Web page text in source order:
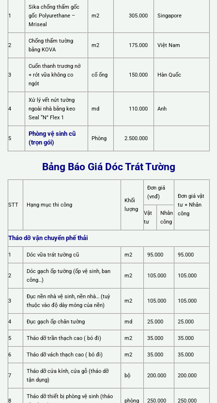
1
Sika chống thấm gốc
gốc Polyurethane –
Mriseal
m2 305.000 Singapore
2
Chống thấm tường
bằng KOVA
m2 175.000 Việt Nam
3
Cuốn thanh trương nở
+ rót vữa không co
ngót
cổ ống 150.000 Hàn Quốc
4
Xử lý vết nứt tường
ngoài nhà bằng keo
Seal “N” Flex 1
md 110.000 Anh
5
Phòng vệ sinh cũ
(trọn gói)
Phòng 2.500.000
Bảng Báo Giá Dóc Trát Tường
STT Hạng mục thi công
Khối
lượng
Đơn giá
(vnđ)
Đơn giá vật
tư + Nhân
công
Vật
tư
Nhân
công
Tháo dỡ vận chuyển phế thải
1 Dóc vữa trát tường cũ m2 95.000 95.000
2
Dóc gạch ốp tường (ốp vệ sinh, ban
công…)
m2 105.000 105.000
3
Đục nền nhà vệ sinh, nền nhà… (tuỳ
thuộc vào độ dày mỏng của nền)
m2 105.000 105.000
4 Đục gạch ốp chân tường md 25.000 25.000
5 Tháo dỡ trần thạch cao ( bỏ đi) m2 35.000 35.000
6 Tháo dỡ vách thạch cao ( bỏ đi) m2 35.000 35.000
7
Tháo dỡ cửa kính, cửa gỗ (tháo dỡ
tận dụng)
bộ 200.000 200.000
8
Tháo dỡ thiết bị phòng vệ sinh (tháo
phòng 250.000 250.000